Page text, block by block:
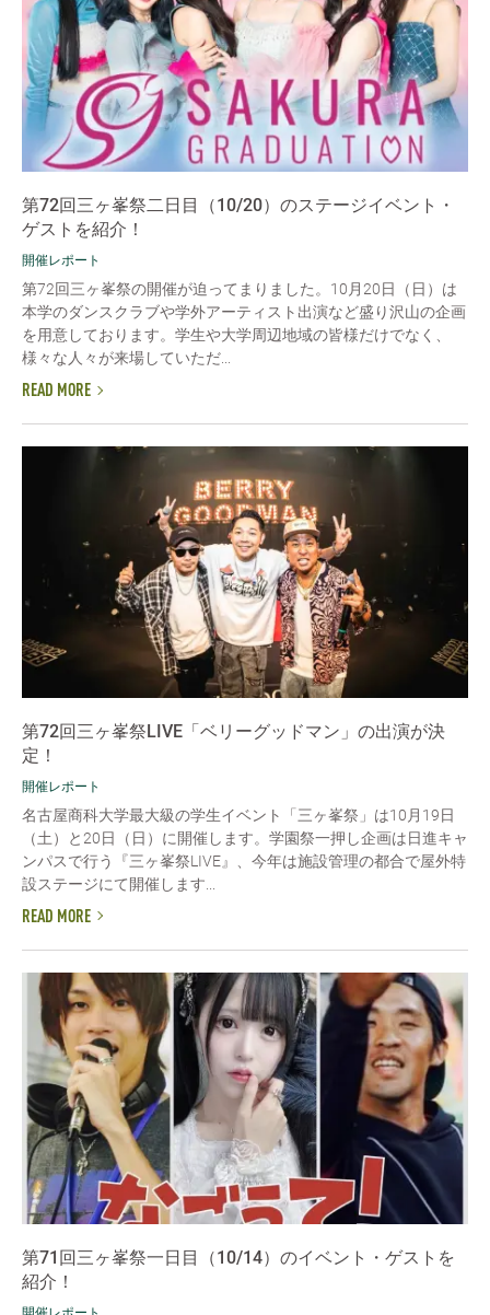
第72回三ヶ峯祭二日目（10/20）のステージイベント・
ゲストを紹介！
開催レポート
第72回三ヶ峯祭の開催が迫ってまりました。10月20日（日）は
本学のダンスクラブや学外アーティスト出演など盛り沢山の企画
を用意しております。学生や大学周辺地域の皆様だけでなく、
様々な人々が来場していただ...
READ MORE
第72回三ヶ峯祭LIVE「ベリーグッドマン」の出演が決
定！
開催レポート
名古屋商科大学最大級の学生イベント「三ヶ峯祭」は10月19日
（土）と20日（日）に開催します。学園祭一押し企画は日進キャ
ンパスで行う『三ヶ峯祭LIVE』、今年は施設管理の都合で屋外特
設ステージにて開催します...
READ MORE
第71回三ヶ峯祭一日目（10/14）のイベント・ゲストを
紹介！